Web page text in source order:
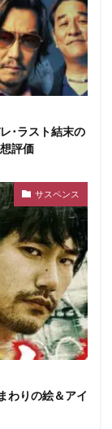
･ラスト結末の
評価
サスペンス
わりの絵＆アイ